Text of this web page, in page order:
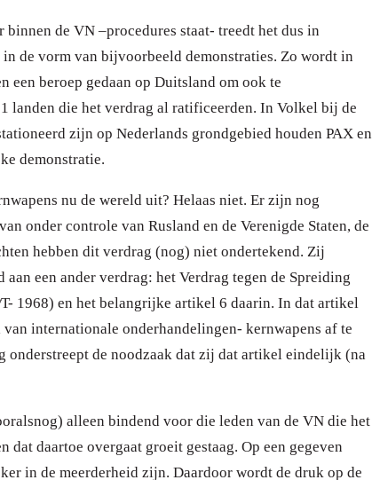
de VN –procedures staat- treedt het dus in
de vorm van bijvoorbeeld demonstraties. Zo wordt in
een beroep gedaan op Duitsland om ook te
landen die het verdrag al ratificeerden. In Volkel bij de
zijn op Nederlands grondgebied houden PAX en
demonstratie.
nu de wereld uit?Helaas niet. Er zijn nog
onder controle van Rusland en de Verenigde Staten, de
hebben dit verdrag (nog) niet ondertekend. Zij
een ander verdrag: het Verdrag tegen de Spreiding
1968) en het belangrijke artikel 6 daarin. In dat artikel
internationale onderhandelingen- kernwapens af te
onderstreept de noodzaak dat zij dat artikel eindelijk (na
alleen bindend voor die leden van de VN die het
daartoe overgaat groeit gestaag. Op een gegeven
in de meerderheid zijn. Daardoor wordt de druk op de